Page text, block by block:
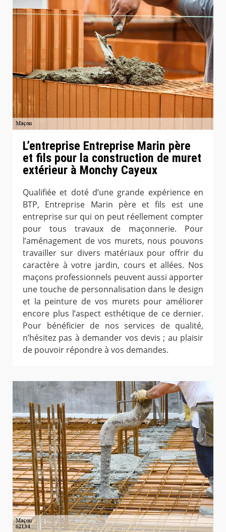
L’entreprise Entreprise Marin père
et fils pour la construction de muret
extérieur à Monchy Cayeux
Qualifiée et doté d’une grande expérience en
BTP, Entreprise Marin père et fils est une
entreprise sur qui on peut réellement compter
pour tous travaux de maçonnerie. Pour
l’aménagement de vos murets, nous pouvons
travailler sur divers matériaux pour offrir du
caractère à votre jardin, cours et allées. Nos
maçons professionnels peuvent aussi apporter
une touche de personnalisation dans le design
et la peinture de vos murets pour améliorer
encore plus l’aspect esthétique de ce dernier.
Pour bénéficier de nos services de qualité,
n’hésitez pas à demander vos devis ; au plaisir
de pouvoir répondre à vos demandes.